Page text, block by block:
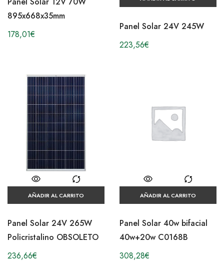
895x668x35mm
178,01€
Panel Solar 24V 245W
223,56€
AÑADIR AL CARRITO
Panel Solar 24V 265W
Policristalino OBSOLETO
236,66€
AÑADIR AL CARRITO
Panel Solar 40w bifacial
40w+20w C0168B
308,28€